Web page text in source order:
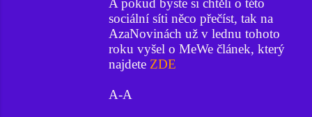
A pokud byste si chtěli o této
sociální síti něco přečíst, tak na
AzaNovinách už v lednu tohoto
roku vyšel o MeWe článek, který
najdete ZDE
A-A